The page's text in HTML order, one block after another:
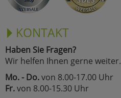
KONTAKT
Haben Sie Fragen?
Wir helfen Ihnen gerne weiter.
Mo. - Do.von 8.00-17.00 Uhr
Fr.von 8.00-15.30 Uhr